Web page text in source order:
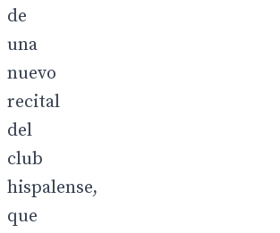
de
una
nuevo
recital
del
club
hispalense,
que